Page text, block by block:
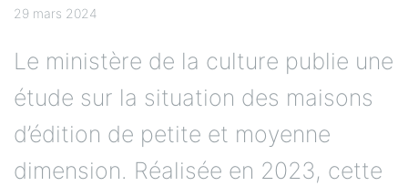
29 mars 2024
Le ministère de la culture publie une
étude sur la situation des maisons
d’édition de petite et moyenne
dimension. Réalisée en 2023, cette